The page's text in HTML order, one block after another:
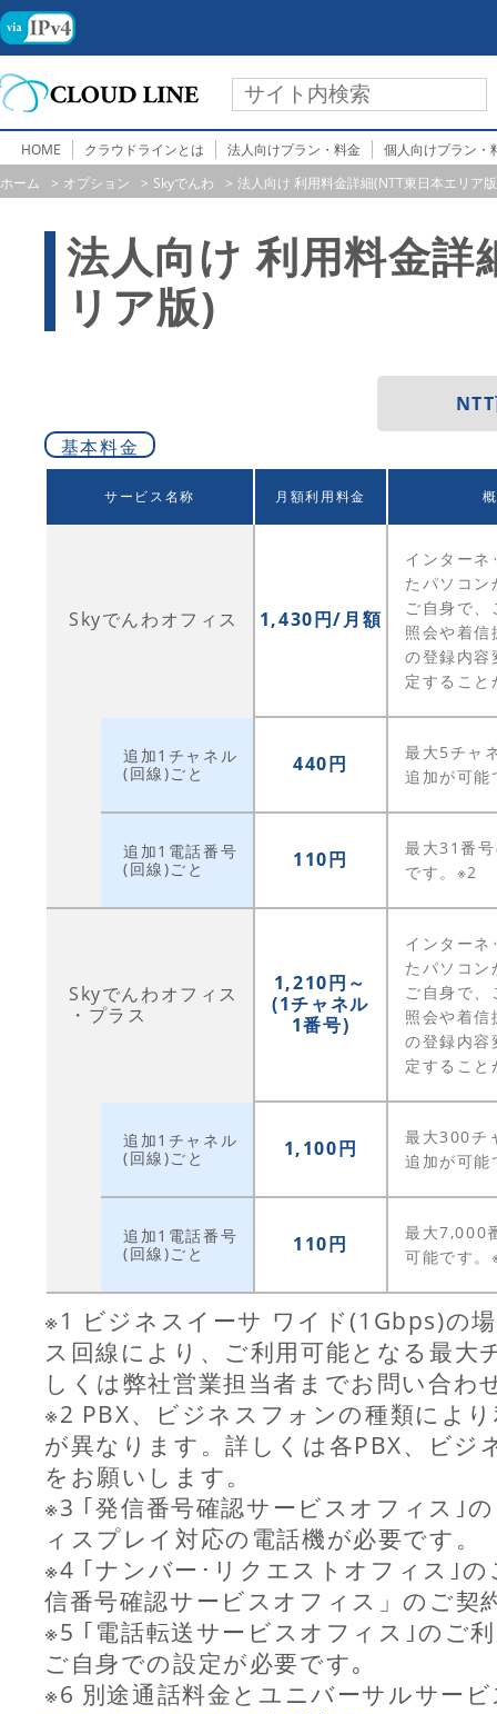
HOME クラウドラインとは 法人向けプラン・料金
個人向けプラン・
ホーム
オプション Skyでんわ 法人向け 利用料金詳細(NTT東日本エリア
法人向け 利用料金詳
リア版)
基本料金
サービス名称 月額利用料金
Skyでんわオフィス 1,430円/月額
インター
たパソコ
ご自身で
照会や着
の登録内容
定するこ
追加1チャネル
(回線)ごと
440円
最大5チャ
追加が可
追加1電話番号
(回線)ごと
110円
最大31番
です。※2
Skyでんわオフィス
・プラス
1,210円～
(1チャネル
1番号)
インター
たパソコ
ご自身で
照会や着
の登録内容
定するこ
追加1チャネル
(回線)ごと
1,100円
最大300チ
追加が可
追加1電話番号
(回線)ごと
110円
最大7,000
可能です。
※1 ビジネスイーサ ワイド(1Gbps)の
ス回線により、ご利用可能となる最大
しくは弊社営業担当者までお問い合わ
※2 PBX、ビジネスフォンの種類によ
が異なります。詳しくは各PBX、ビジ
をお願いします。
※3 ｢発信番号確認サービスオフィス｣
ィスプレイ対応の電話機が必要です。
※4 ｢ナンバー･リクエストオフィス｣
信番号確認サービスオフィス」のご契
※5 ｢電話転送サービスオフィス｣のご
ご自身での設定が必要です｡
※6 別途通話料金とユニバーサルサー